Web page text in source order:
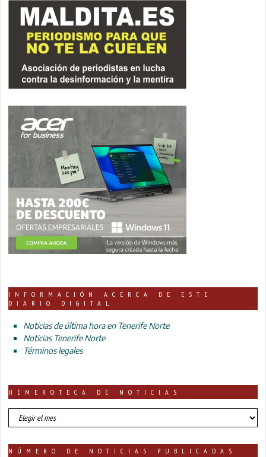
INFORMACIÓN ACERCA DE ESTE
DIARIO DIGITAL
Noticias de última hora en Tenerife Norte
Noticias Tenerife Norte
Términos legales
HEMEROTECA DE NOTICIAS
HEMEROTECA
DE
NÚMERO DE NOTICIAS PUBLICADAS